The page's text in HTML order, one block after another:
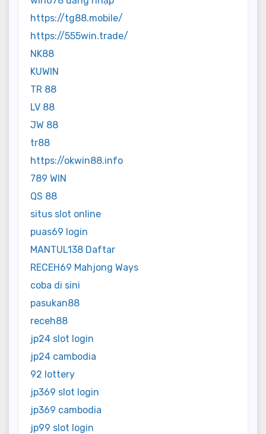
https://tg88.mobile/
https://555win.trade/
NK88
KUWIN
TR 88
LV 88
JW 88
tr88
https://okwin88.info
789 WIN
QS 88
situs slot online
puas69 login
MANTUL138 Daftar
RECEH69 Mahjong Ways
coba di sini
pasukan88
receh88
jp24 slot login
jp24 cambodia
92 lottery
jp369 slot login
jp369 cambodia
jp99 slot login